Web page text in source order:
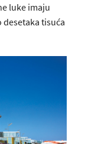
luke imaju
tisuća